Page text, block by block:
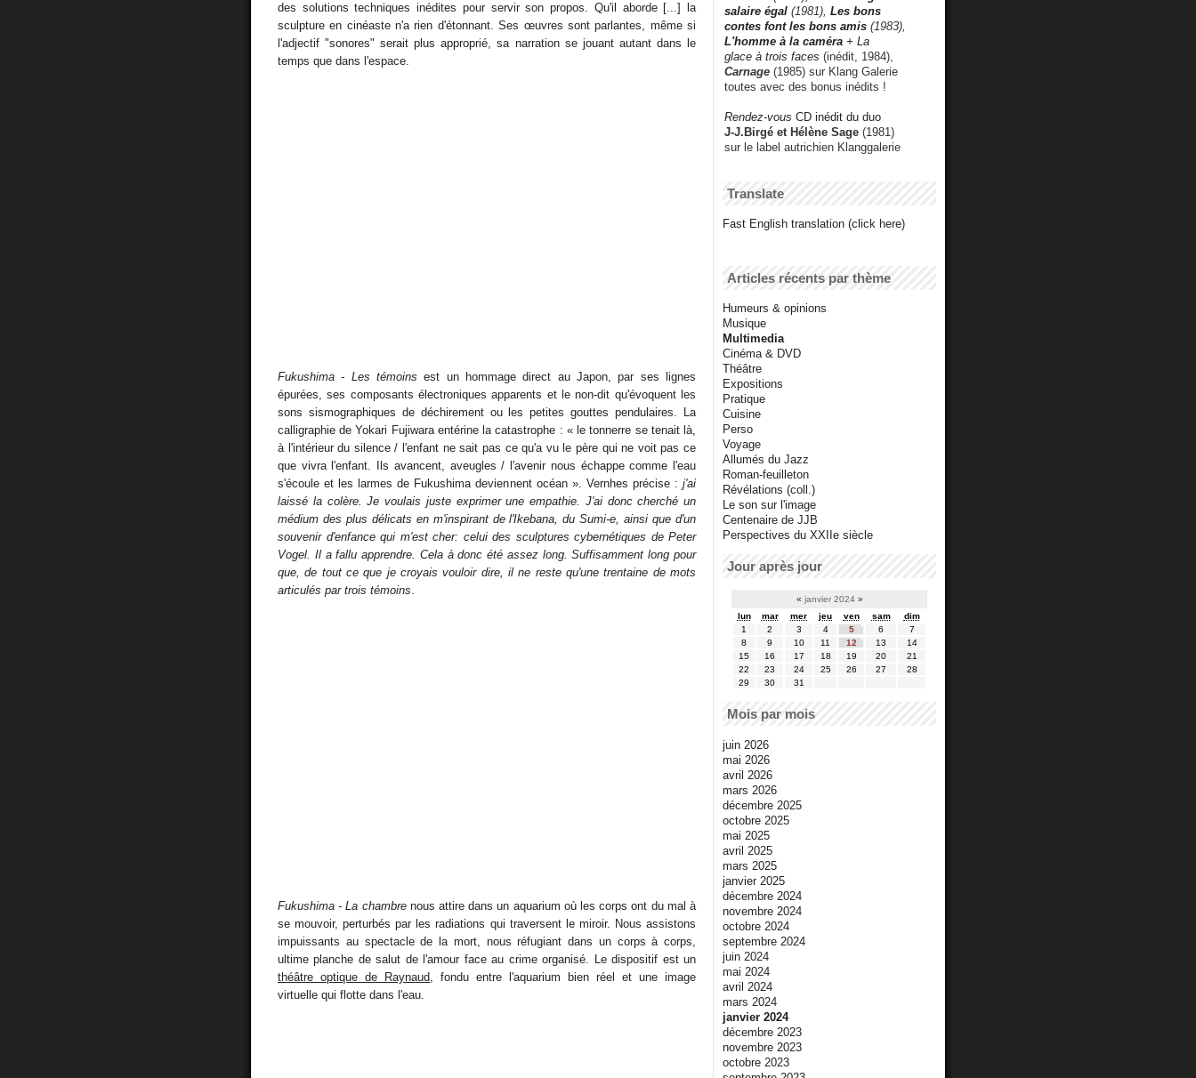
des solutions techniques inédites pour servir son propos. Qu'il aborde [...] la
sculpture en cinéaste n'a rien d'étonnant. Ses œuvres sont parlantes, même si
l'adjectif "sonores" serait plus approprié, sa narration se jouant autant dans le
temps que dans l'espace.
Fukushima - Les témoins est un hommage direct au Japon, par ses lignes
épurées, ses composants électroniques apparents et le non-dit qu'évoquent les
sons sismographiques de déchirement ou les petites gouttes pendulaires. La
calligraphie de Yokari Fujiwara entérine la catastrophe : « le tonnerre se tenait là,
à l'intérieur du silence / l'enfant ne sait pas ce qu'a vu le père qui ne voit pas ce
que vivra l'enfant. Ils avancent, aveugles / l'avenir nous échappe comme l'eau
s'écoule et les larmes de Fukushima deviennent océan ». Vernhes précise : j'ai
laissé la colère. Je voulais juste exprimer une empathie. J'ai donc cherché un
médium des plus délicats en m'inspirant de l'Ikebana, du Sumi-e, ainsi que d'un
souvenir d'enfance qui m'est cher: celui des sculptures cybernétiques de Peter
Vogel. Il a fallu apprendre. Cela à donc été assez long. Suffisamment long pour
que, de tout ce que je croyais vouloir dire, il ne reste qu'une trentaine de mots
articulés par trois témoins.
Fukushima - La chambrenous attire dans un aquarium où les corps ont du mal à
se mouvoir, perturbés par les radiations qui traversent le miroir. Nous assistons
impuissants au spectacle de la mort, nous réfugiant dans un corps à corps,
ultime planche de salut de l'amour face au crime organisé. Le dispositif est un
théâtre optique de Raynaud, fondu entre l'aquarium bien réel et une image
virtuelle qui flotte dans l'eau.
salaire égal (1981), Les bons
contes font les bons amis (1983),
L'homme à la caméra + La
glace à trois faces (inédit, 1984),
Carnage (1985) sur Klang Galerie
toutes avec des bonus inédits !
Rendez-vous CD inédit du duo
J-J.Birgé et Hélène Sage (1981)
sur le label autrichien Klanggalerie
Translate
Fast English translation (click here)
Articles récents par thème
Humeurs & opinions
Musique
Multimedia
Cinéma & DVD
Théâtre
Expositions
Pratique
Cuisine
Perso
Voyage
Allumés du Jazz
Roman-feuilleton
Révélations (coll.)
Le son sur l'image
Centenaire de JJB
Perspectives du XXIIe siècle
Jour après jour
« janvier 2024 »
lun
mar mer jeu ven sam
dim
1
2 3 4 5 6
7
8
9 10 11 12 13
14
15
16 17 18 19 20
21
22
23 24 25 26 27
28
29
30 31
Mois par mois
juin 2026
mai 2026
avril 2026
mars 2026
décembre 2025
octobre 2025
mai 2025
avril 2025
mars 2025
janvier 2025
décembre 2024
novembre 2024
octobre 2024
septembre 2024
juin 2024
mai 2024
avril 2024
mars 2024
janvier 2024
décembre 2023
novembre 2023
octobre 2023